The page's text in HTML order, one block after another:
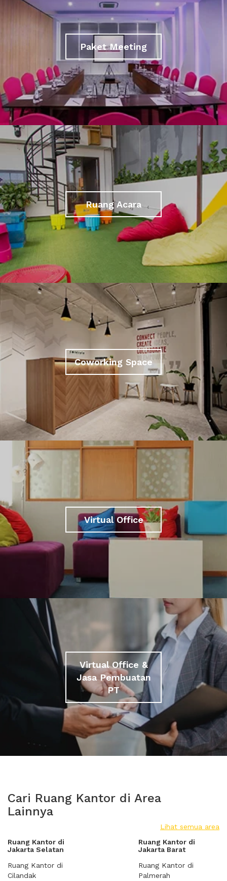
Paket Meeting
Ruang Acara
Coworking Space
Virtual Office
Virtual Office &
Jasa Pembuatan
PT
Cari Ruang Kantor di Area
Lainnya
Lihat semua area
Ruang Kantor di
Jakarta Selatan
Ruang Kantor di
Cilandak
Ruang Kantor di
Jakarta Barat
Ruang Kantor di
Palmerah